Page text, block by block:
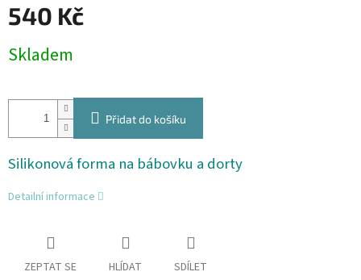
540 Kč
cena:
Skladem
Přidat do košíku
Silikonová forma na bábovku a dorty
Detailní informace
ZEPTAT SE HLÍDAT SDÍLET